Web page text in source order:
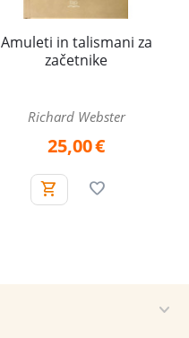
Amuleti in talismani za
začetnike
Richard Webster
25,00€